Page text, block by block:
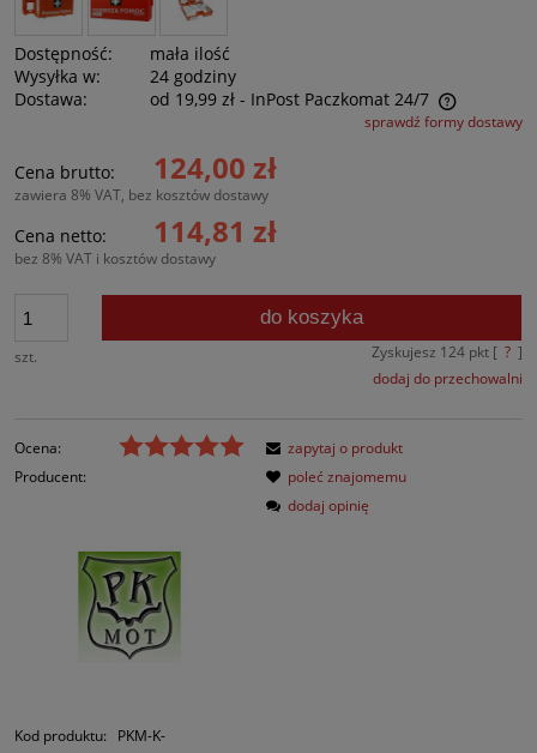
Dostępność:
mała ilość
Wysyłka w:
24 godziny
Dostawa:
od 19,99 zł - InPost Paczkomat 24/7
Cena nie zawiera ewentualnych kosztów płatnościsprawdź formy dostawy
Cena brutto: 124,00 zł
zawiera 8% VAT, bez kosztów dostawy
Cena netto: 114,81 zł
bez 8% VAT i kosztów dostawy
szt.
do koszyka
Zyskujesz 124pkt [ ? ]
dodaj do przechowalni
Ocena:
Producent:
Kod produktu:
PKM-K-
zapytaj o produkt
poleć znajomemu
dodaj opinię